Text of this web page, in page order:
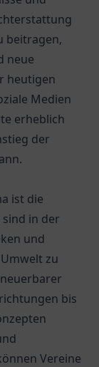
beitragen,
neue
heutigen
Medien
erheblich
der
ist die
in der
und
zu
bis
Vereine